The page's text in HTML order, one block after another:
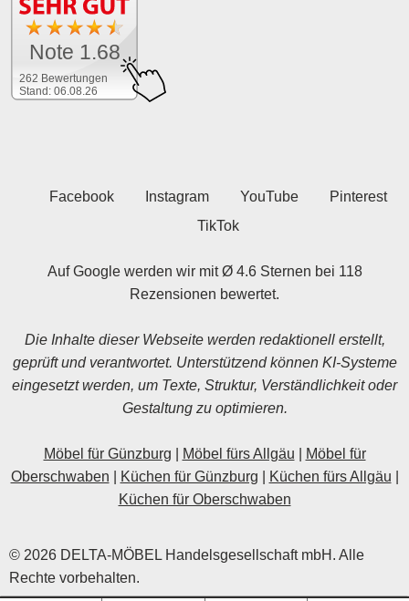
262 Bewertungen
Stand: 06.08.26
Note 1.68
Facebook Instagram YouTube
Pinterest
TikTok
Auf Google werden wir mit Ø 4.6 Sternen bei 118
Rezensionen bewertet.
Die Inhalte dieser Webseite werden redaktionell erstellt,
geprüft und verantwortet. Unterstützend können KI-Systeme
eingesetzt werden, um Texte, Struktur, Verständlichkeit oder
Gestaltung zu optimieren.
Möbel für Günzburg Möbel fürs Allgäu
Möbel für
Oberschwaben
Küchen für Günzburg Küchen fürs Allgäu
Küchen für Oberschwaben
© 2026 DELTA-MÖBEL Handelsgesellschaft mbH. Alle
Rechte vorbehalten.